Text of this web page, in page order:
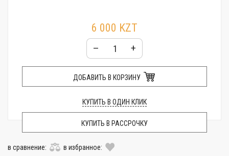
6 000 KZT
– +
ДОБАВИТЬ В КОРЗИНУ
КУПИТЬ В ОДИН КЛИК
КУПИТЬ В РАССРОЧКУ
в сравнение: в избранное: